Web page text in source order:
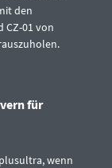
den
CZ-01 von
für
wenn